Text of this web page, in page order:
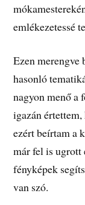
emlékezetessé
Ezen merengve
hasonló
nagyon menő a
igazán
ezért beírtam a
már fel is ugrott
fényképek
van szó.